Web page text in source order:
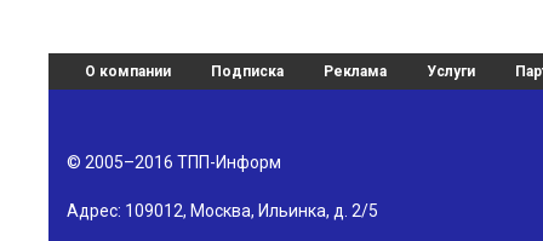
О компании Подписка Реклама Услуги
© 2005–2016 ТПП-Информ
Адрес: 109012, Москва, Ильинка, д. 2/5